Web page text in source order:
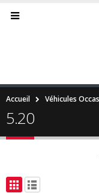
Accueil Véhicules
5.20